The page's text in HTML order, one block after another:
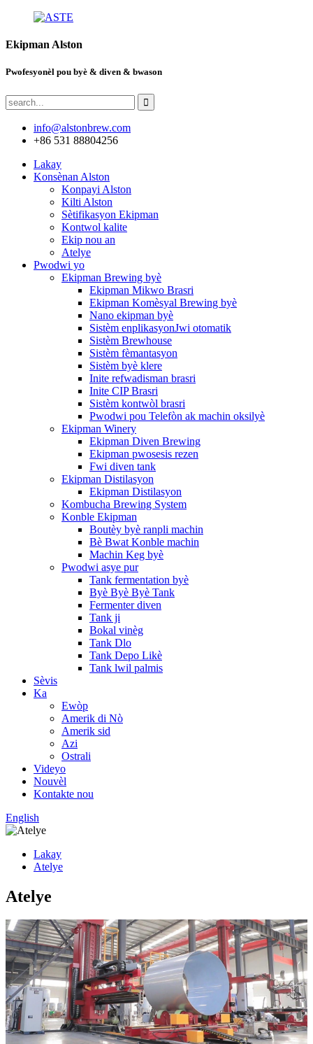
Ekipman Alston
Pwofesyonèl pou byè & diven & bwason
info@alstonbrew.com
+86 531 88804256
Lakay
Konsènan Alston
Konpayi Alston
Kilti Alston
Sètifikasyon Ekipman
Kontwol kalite
Ekip nou an
Atelye
Pwodwi yo
Ekipman Brewing byè
Ekipman Mikwo Brasri
Ekipman Komèsyal Brewing byè
Nano ekipman byè
Sistèm enplikasyonJwi otomatik
Sistèm Brewhouse
Sistèm fèmantasyon
Sistèm byè klere
Inite refwadisman brasri
Inite CIP Brasri
Sistèm kontwòl brasri
Pwodwi pou Telefòn ak machin oksilyè
Ekipman Winery
Ekipman Diven Brewing
Ekipman pwosesis rezen
Fwi diven tank
Ekipman Distilasyon
Ekipman Distilasyon
Kombucha Brewing System
Konble Ekipman
Boutèy byè ranpli machin
Bè Bwat Konble machin
Machin Keg byè
Pwodwi asye pur
Tank fermentation byè
Byè Byè Byè Tank
Fermenter diven
Tank ji
Bokal vinèg
Tank Dlo
Tank Depo Likè
Tank lwil palmis
Sèvis
Ka
Ewòp
Amerik di Nò
Amerik sid
Azi
Ostrali
Videyo
Nouvèl
Kontakte nou
English
Lakay
Atelye
Atelye